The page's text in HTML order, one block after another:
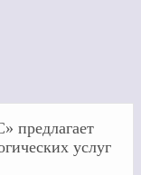
предлагает
услуг